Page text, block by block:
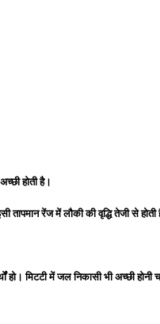
होती है।
रेंज में लौकी की वृद्धि तेजी से होती
मिटटी में जल निकासी भी अच्छी होनी